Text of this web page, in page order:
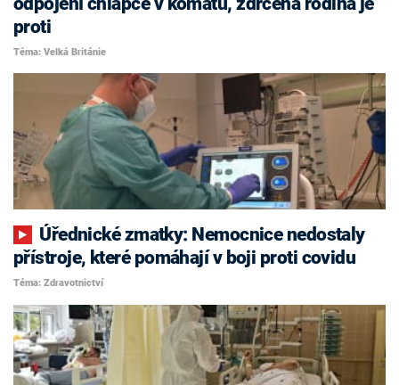
proti
Téma: Velká Británie
přístroje, které pomáhají v boji proti covidu
Téma: Zdravotnictví